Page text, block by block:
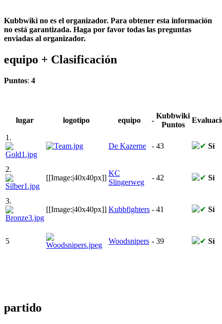
Kubbwiki no es el organizador. Para obtener esta información
no está garantizada. Haga por favor todas las preguntas
enviadas al organizador.
equipo + Clasificación
Puntos: 4
lugar logotipo equipo -
Kubbwiki
Puntos
1.
De Kazerne
- 43 Sí
2.
[[Image:|40x40px]]
KC
Slingerweg
- 42 Sí
3.
[[Image:|40x40px]] Kubbfighters - 41 Sí
5 Woodsnipers - 39 Sí
partido